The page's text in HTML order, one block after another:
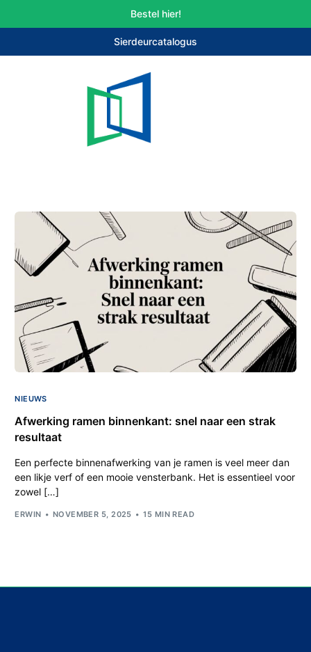
Bestel hier!
Sierdeurcatalogus
NIEUWS
Afwerking ramen binnenkant: snel naar een strak
resultaat
Een perfecte binnenafwerking van je ramen is veel meer dan
een likje verf of een mooie vensterbank. Het is essentieel voor
zowel […]
ERWIN NOVEMBER 5, 2025 15 MIN READ